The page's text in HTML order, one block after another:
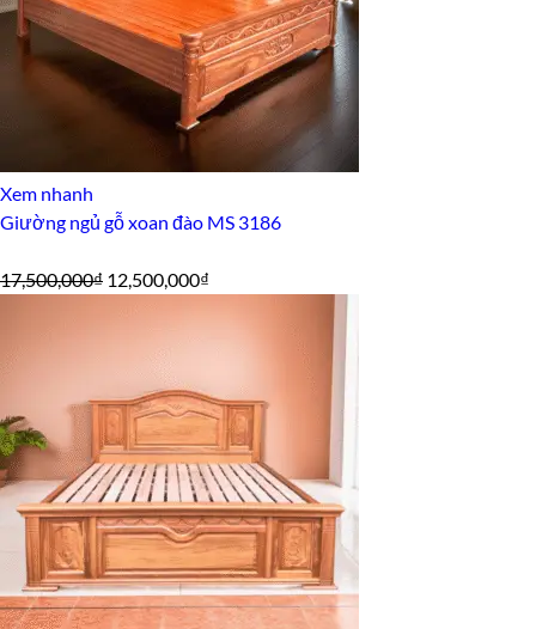
Xem nhanh
Giường ngủ gỗ xoan đào MS 3186
17,500,000₫ Giá
17,500,000₫.
12,500,000₫
12,500,000₫.